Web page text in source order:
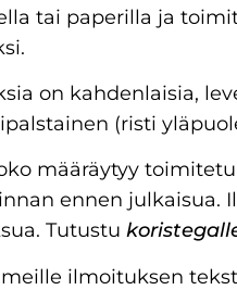
tai paperilla ja
on kahdenlaisia,
(risti
määräytyy
ennen julkaisua.
Tutustu
ilmoituksen